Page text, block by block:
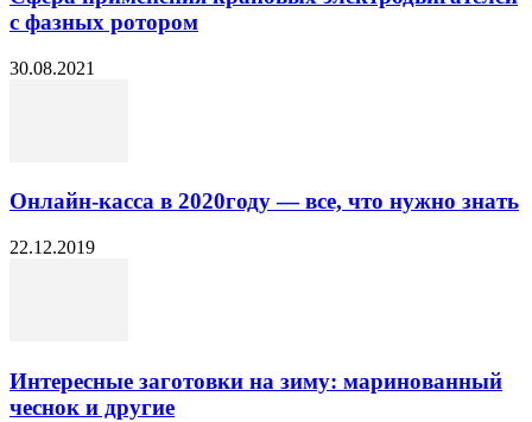
с фазных ротором
30.08.2021
Онлайн-касса в 2020году — все, что нужно знать
22.12.2019
Интересные заготовки на зиму: маринованный
чеснок и другие